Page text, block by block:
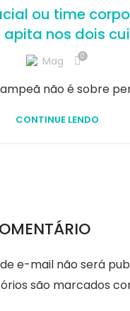
ou time
apita nos dois
Mag 0
não é sobre
CONTINUE LENDO
e-mail não será
são marcados